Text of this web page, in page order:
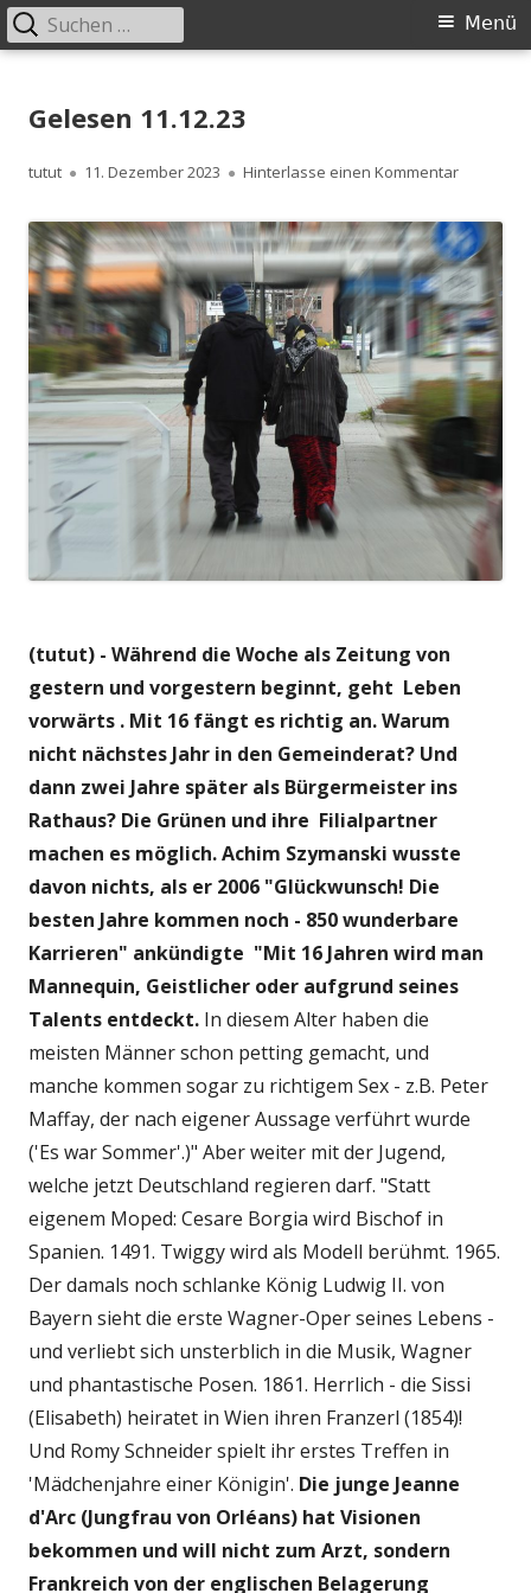
zum
Primäres
Menü
Suchen
nach:
Gelesen 11.12.23
Autor
tutut
Veröffentlicht
11. Dezember 2023 Hinterlasse einen Kommentarzu
(tutut) - Während die Woche als Zeitung von
gestern und vorgestern beginnt, geht Leben
vorwärts . Mit 16 fängt es richtig an. Warum
nicht nächstes Jahr in den Gemeinderat? Und
dann zwei Jahre später als Bürgermeister ins
Rathaus? Die Grünen und ihre Filialpartner
machen es möglich. Achim Szymanski wusste
davon nichts, als er 2006 "Glückwunsch! Die
besten Jahre kommen noch - 850 wunderbare
Karrieren" ankündigte "Mit 16 Jahren wird man
Mannequin, Geistlicher oder aufgrund seines
Talents entdeckt. In diesem Alter haben die
meisten Männer schon petting gemacht, und
manche kommen sogar zu richtigem Sex - z.B. Peter
Maffay, der nach eigener Aussage verführt wurde
('Es war Sommer'.)" Aber weiter mit der Jugend,
welche jetzt Deutschland regieren darf. "Statt
eigenem Moped: Cesare Borgia wird Bischof in
Spanien. 1491. Twiggy wird als Modell berühmt. 1965.
Der damals noch schlanke König Ludwig II. von
Bayern sieht die erste Wagner-Oper seines Lebens -
und verliebt sich unsterblich in die Musik, Wagner
und phantastische Posen. 1861. Herrlich - die Sissi
(Elisabeth) heiratet in Wien ihren Franzerl (1854)!
Und Romy Schneider spielt ihr erstes Treffen in
'Mädchenjahre einer Königin'. Die junge Jeanne
d'Arc (Jungfrau von Orléans) hat Visionen
bekommen und will nicht zum Arzt, sondern
Frankreich von der englischen Belagerung